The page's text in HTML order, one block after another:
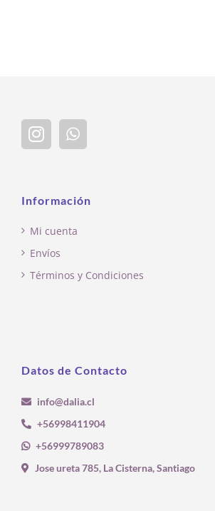
Información
Mi cuenta
Envíos
Términos y Condiciones
Datos de Contacto
info@dalia.cl
+56998411904
+56999789083
Jose ureta 785, La Cisterna, Santiago